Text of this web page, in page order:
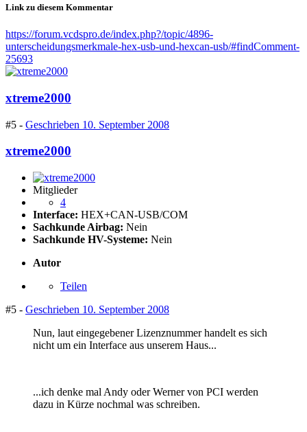
Link zu diesem Kommentar
https://forum.vcdspro.de/index.php?/topic/4896-
unterscheidungsmerkmale-hex-usb-und-hexcan-usb/#findComment-
25693
xtreme2000
#5 - Geschrieben 10. September 2008
xtreme2000
Mitglieder
4
Interface: HEX+CAN-USB/COM
Sachkunde Airbag: Nein
Sachkunde HV-Systeme: Nein
Autor
Teilen
#5 - Geschrieben 10. September 2008
Nun, laut eingegebener Lizenznummer handelt es sich
nicht um ein Interface aus unserem Haus...
...ich denke mal Andy oder Werner von PCI werden
dazu in Kürze nochmal was schreiben.